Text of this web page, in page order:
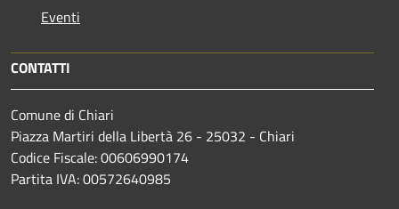
Eventi
CONTATTI
Comune di Chiari
Piazza Martiri della Libertà 26 - 25032 - Chiari
Codice Fiscale: 00606990174
Partita IVA: 00572640985